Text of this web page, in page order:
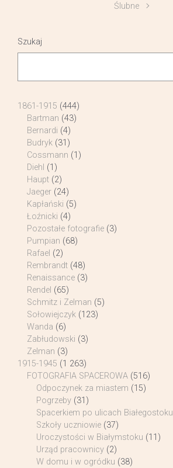
Ślubne
Szukaj
1861-1915 (444)
Bartman (43)
Bernardi (4)
Budryk (31)
Cossmann (1)
Diehl (1)
Haupt (2)
Jaeger (24)
Kapłański (5)
Łoźnicki (4)
Pozostałe fotografie (3)
Pumpian (68)
Rafael (2)
Rembrandt (48)
Renaissance (3)
Rendel (65)
Schmitz i Zelman (5)
Sołowiejczyk (123)
Wanda (6)
Zabłudowski (3)
Zelman (3)
1915-1945 (1 263)
FOTOGRAFIA SPACEROWA (516)
Odpoczynek za miastem (15)
Pogrzeby (31)
Spacerkiem po ulicach Białegostoku
Szkoły uczniowie (37)
Uroczystości w Białymstoku (11)
Urząd pracownicy (2)
W domu i w ogródku (38)